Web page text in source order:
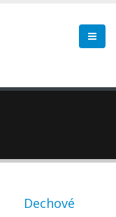
Dechové